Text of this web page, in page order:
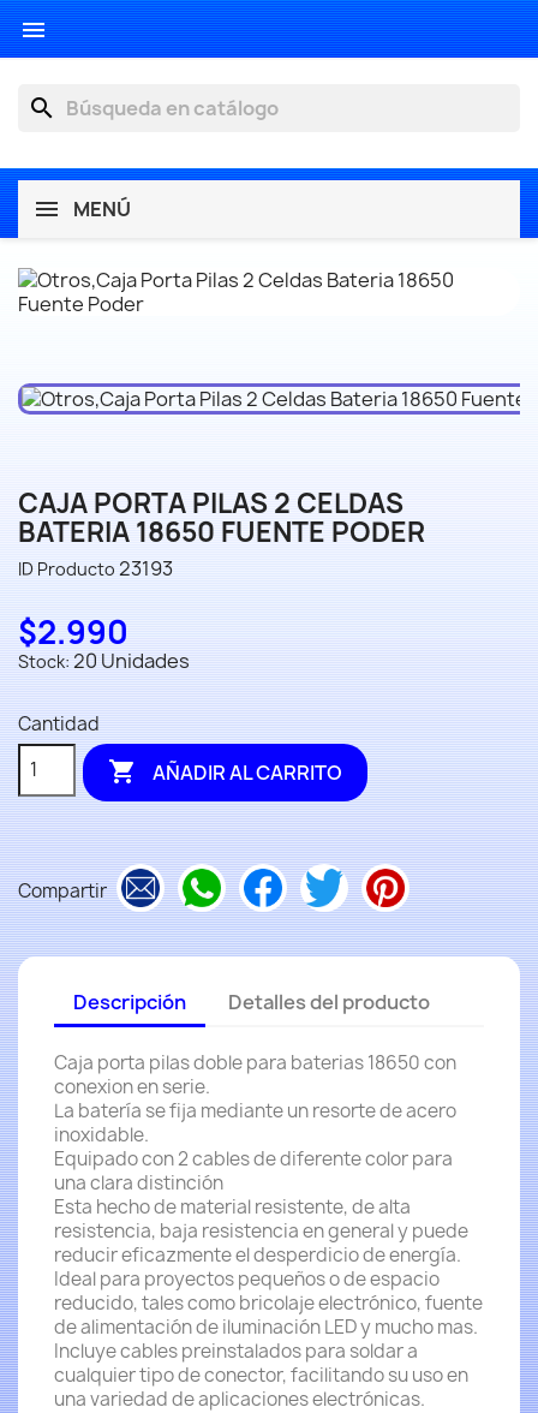

search
MENÚ
CAJA PORTA PILAS 2 CELDAS
BATERIA 18650 FUENTE PODER
ID Producto 23193
$2.990
Stock: 20 Unidades
Cantidad
 AÑADIR AL CARRITO
Compartir
Descripción Detalles del producto
Caja porta pilas doble para baterias 18650 con
conexion en serie.
La batería se fija mediante un resorte de acero
inoxidable.
Equipado con 2 cables de diferente color para
una clara distinción
Esta hecho de material resistente, de alta
resistencia, baja resistencia en general y puede
reducir eficazmente el desperdicio de energía.
Ideal para proyectos pequeños o de espacio
reducido, tales como bricolaje electrónico, fuente
de alimentación de iluminación LED y mucho mas.
Incluye cables preinstalados para soldar a
cualquier tipo de conector, facilitando su uso en
una variedad de aplicaciones electrónicas.